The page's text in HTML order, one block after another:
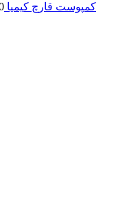
کمپوست قارچ کیمیا